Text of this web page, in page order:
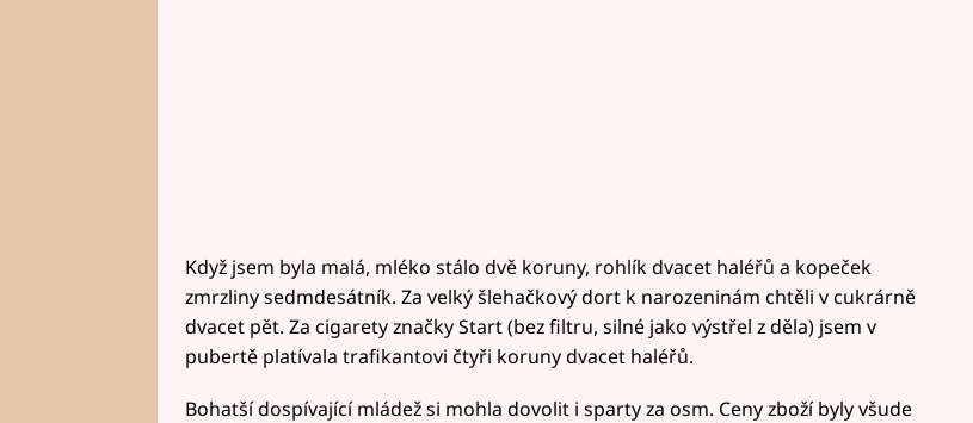
Když jsem byla malá, mléko stálo dvě koruny, rohlík dvacet haléřů a kopeček
zmrzliny sedmdesátník. Za velký šlehačkový dort k narozeninám chtěli v cukrárně
dvacet pět. Za cigarety značky Start (bez filtru, silné jako výstřel z děla) jsem v
pubertě platívala trafikantovi čtyři koruny dvacet haléřů.
Bohatší dospívající mládež si mohla dovolit i sparty za osm. Ceny zboží byly všude